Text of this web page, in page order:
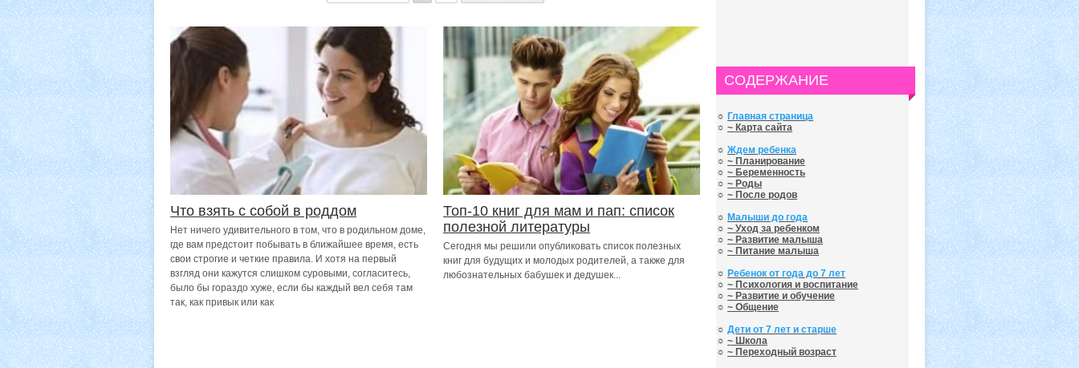
Что взять с собой в роддом
Нет ничего удивительного в том, что в родильном доме,
где вам предстоит побывать в ближайшее время, есть
свои строгие и четкие правила. И хотя на первый
взгляд они кажутся слишком суровыми, согласитесь,
было бы гораздо хуже, если бы каждый вел себя там
так, как привык или как
Топ-10 книг для мам и пап: список
полезной литературы
Сегодня мы решили опубликовать список полезных
книг для будущих и молодых родителей, а также для
любознательных бабушек и дедушек...
СОДЕРЖАНИЕ
☼ Главная страница
☼ ~ Карта сайта
☼ Ждем ребенка
☼ ~ Планирование
☼ ~ Беременность
☼ ~ Роды
☼ ~ После родов
☼ Малыши до года
☼ ~ Уход за ребенком
☼ ~ Развитие малыша
☼ ~ Питание малыша
☼ Ребенок от года до 7 лет
☼ ~ Психология и воспитание
☼ ~ Развитие и обучение
☼ ~ Общение
☼ Дети от 7 лет и старше
☼ ~ Школа
☼ ~ Переходный возраст